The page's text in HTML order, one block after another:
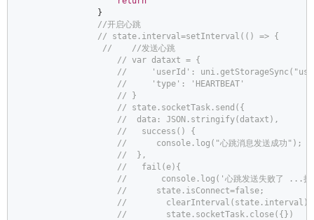
                }
//开启心跳
// state.interval=setInterval(() => {
//    //发送心跳
// var dataxt = {
//     'userId':
//     'type': 'HEARTBEAT'
// }
// state.socketTask.send({
//  data: JSON.stringify(dataxt),
//   success() {
//      console.log("心跳消息发送成功");
//  },
//   fail(e){
//       console.log('心跳发送失败了 ...
//      state.isConnect=false;
//
//        state.socketTask.close({})